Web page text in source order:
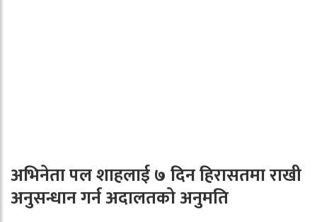
अभिनेता पल शाहलाई ७ दिन हिरासतमा राखी
अनुसन्धान गर्न अदालतको अनुमति